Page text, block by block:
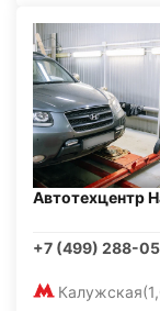
Автотехцентр
+7 (499) 288-
Калужская